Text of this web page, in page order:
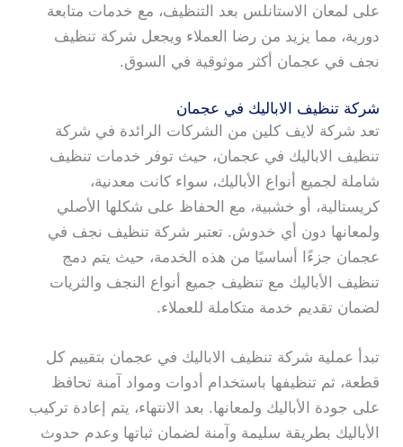
على لمعان الاستانلس بعد التنظيف، مع خدمات متابعة
دورية، مما يزيد من رضا العملاء ويجعل شركة تنظيف
نجف في عجمان أكثر موثوقية في السوق.
شركة تنظيف الاباليك في عجمان
تعد شركة لايف كلين من الشركات الرائدة في شركة
تنظيف الاباليك في عجمان، حيث توفر خدمات تنظيف
شاملة لجميع أنواع الأباليك، سواء كانت معدنية،
كريستالية، أو خشبية، مع الحفاظ على شكلها الأصلي
ولمعانها دون أي خدوش. تعتبر شركة تنظيف نجف في
عجمان جزءًا أساسيًا من هذه الخدمة، حيث يتم دمج
تنظيف الأباليك مع تنظيف جميع أنواع النجف والثريات
لضمان تقديم خدمة متكاملة للعملاء.
تبدأ عملية شركة تنظيف الاباليك في عجمان بتقييم كل
قطعة، ثم تنظيفها باستخدام أدوات ومواد آمنة تحافظ
على جودة الأباليك ولمعانها. بعد الانتهاء، يتم إعادة تركيب
الأباليك بطريقة سليمة وآمنة لضمان ثباتها وعدم حدوث